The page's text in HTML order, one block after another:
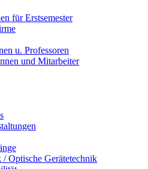
für Erstsemester
u. Professoren
und Mitarbeiter
Optische Gerätetechnik